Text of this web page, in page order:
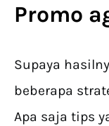
Promo
Supaya
beberapa
Apa saja tips